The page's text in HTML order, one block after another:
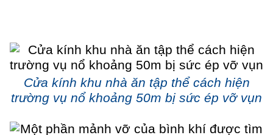
Cửa kính khu nhà ăn tập thể cách hiện
trường vụ nổ khoảng 50m bị sức ép vỡ vụn